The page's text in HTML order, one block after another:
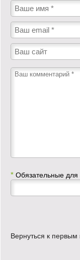
* Обязательные для
Вернуться к